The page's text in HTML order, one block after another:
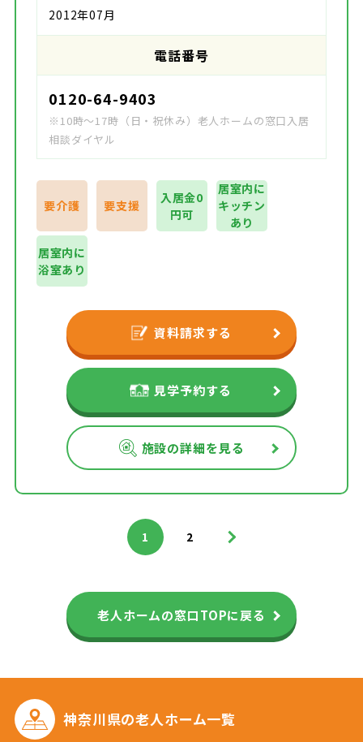
2012年07月
電話番号
0120-64-9403
※10時～17時（日・祝休み）老人ホームの窓口入居
相談ダイヤル
要介護 要支援
入居金0
円可
居室内に
キッチン
あり
居室内に
浴室あり
資料請求する
見学予約する
施設の詳細を見る
1 2
老人ホームの窓口TOPに戻る
神奈川県の老人ホーム一覧